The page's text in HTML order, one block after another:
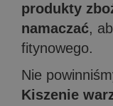
produkty
namaczać,
fitynowego.
Nie
Kiszenie